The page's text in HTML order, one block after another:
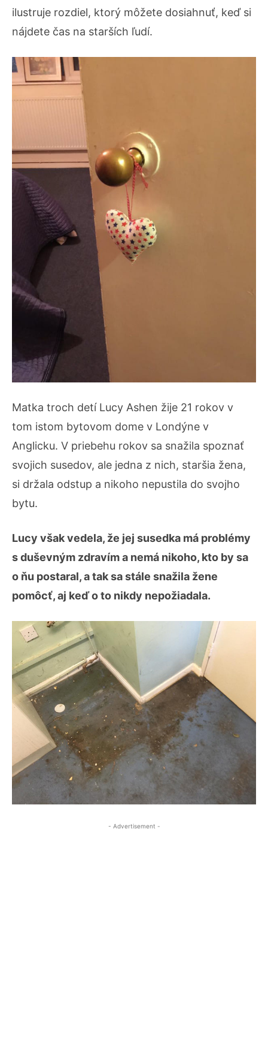
ilustruje rozdiel, ktorý môžete dosiahnuť, keď si
nájdete čas na starších ľudí.
Matka troch detí Lucy Ashen žije 21 rokov v
tom istom bytovom dome v Londýne v
Anglicku. V priebehu rokov sa snažila spoznať
svojich susedov, ale jedna z nich, staršia žena,
si držala odstup a nikoho nepustila do svojho
bytu.
Lucy však vedela, že jej susedka má problémy
s duševným zdravím a nemá nikoho, kto by sa
o ňu postaral, a tak sa stále snažila žene
pomôcť, aj keď o to nikdy nepožiadala.
- Advertisement -